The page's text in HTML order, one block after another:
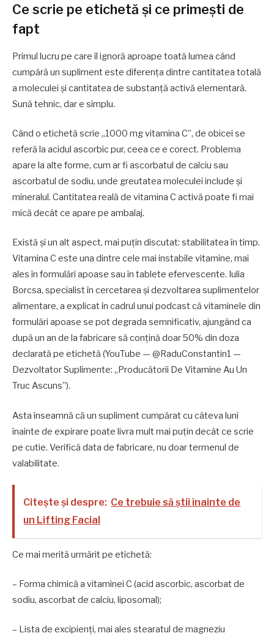
Ce scrie pe etichetă și ce primești de
fapt
Primul lucru pe care îl ignoră aproape toată lumea când
cumpără un supliment este diferența dintre cantitatea totală
a moleculei și cantitatea de substanță activă elementară.
Sună tehnic, dar e simplu.
Când o etichetă scrie „1000 mg vitamina C”, de obicei se
referă la acidul ascorbic pur, ceea ce e corect. Problema
apare la alte forme, cum ar fi ascorbatul de calciu sau
ascorbatul de sodiu, unde greutatea moleculei include și
mineralul. Cantitatea reală de vitamina C activă poate fi mai
mică decât ce apare pe ambalaj.
Există și un alt aspect, mai puțin discutat: stabilitatea în timp.
Vitamina C este una dintre cele mai instabile vitamine, mai
ales în formulări apoase sau în tablete efervescente. Iulia
Borcsa, specialist în cercetarea și dezvoltarea suplimentelor
alimentare, a explicat în cadrul unui podcast că vitaminele din
formulări apoase se pot degrada semnificativ, ajungând ca
după un an de la fabricare să conțină doar 50% din doza
declarată pe etichetă (YouTube — @RaduConstantin1 —
Dezvoltator Suplimente: „Producătorii De Vitamine Au Un
Truc Ascuns”).
Asta înseamnă că un supliment cumpărat cu câteva luni
înainte de expirare poate livra mult mai puțin decât ce scrie
pe cutie. Verifică data de fabricare, nu doar termenul de
valabilitate.
Citește și despre: Ce trebuie să știi înainte de
un Lifting Facial
Ce mai merită urmărit pe etichetă:
– Forma chimică a vitaminei C (acid ascorbic, ascorbat de
sodiu, ascorbat de calciu, liposomal);
– Lista de excipienți, mai ales stearatul de magneziu